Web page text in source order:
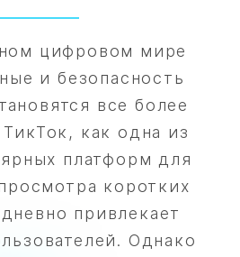
цифровом мире
и безопасность
все более
как одна из
платформ для
коротких
привлекает
Однако